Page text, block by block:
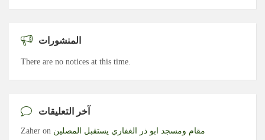
المنشورات
There are no notices at this time.
آخر التعليقات
Zaher on مقام ومسجد ابو ذر الغفاري يستقبل المصلين